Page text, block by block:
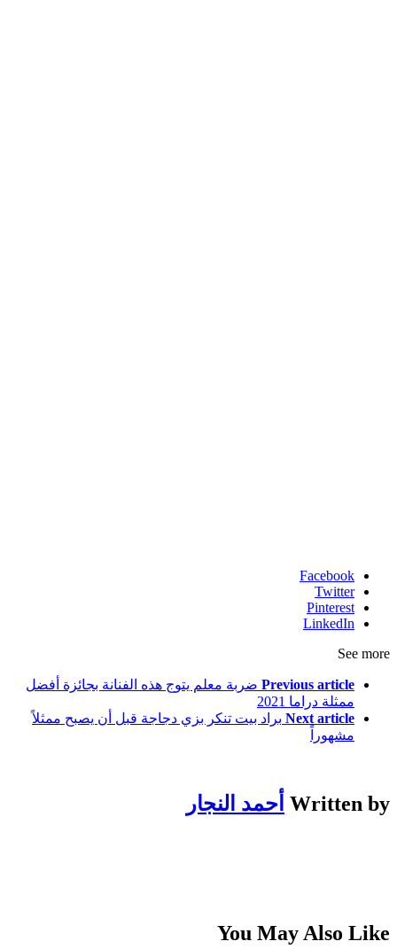
Facebook
Twitter
Pinterest
LinkedIn
See more
Previous article ضربة معلم يتوج هذه الفنانة بجائزة أفضل
ممثلة دراما 2021
Next article براد بيت تنكر بزي دجاجة قبل أن يصبح ممثلاً
مشهوراً
Written by أحمد النجار
You May Also Like